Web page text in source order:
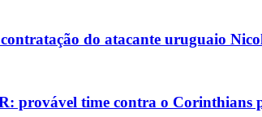
do atacante uruguaio
provável time contra o Corinthians